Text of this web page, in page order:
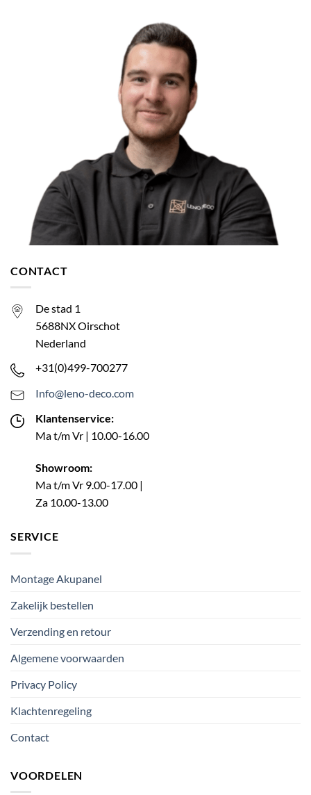
CONTACT
De stad 1
5688NX Oirschot
Nederland
+31(0)499-700277
Info@leno-deco.com
Klantenservice:
Ma t/m Vr | 10.00-16.00
Showroom:
Ma t/m Vr 9.00-17.00 |
Za 10.00-13.00
SERVICE
Montage Akupanel
Zakelijk bestellen
Verzending en retour
Algemene voorwaarden
Privacy Policy
Klachtenregeling
Contact
VOORDELEN